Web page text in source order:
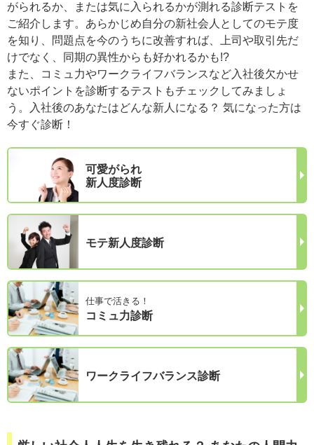
がられるか、または気に入られるかが測れる診断テストを
ご紹介します。あらかじめ自分の新社会人としてのモテ度
を知り、問題点を今のうちに改善すれば、上司や取引先だ
けでなく、同期の異性からも好かれるかも!?
また、コミュ力やワークライフバランスなど入社後欠かせ
ないポイントを診断するテストもチェックしてみましょ
う。入社後のあなたはどんな新人になる？ 気になった方は
今すぐ診断！
可愛がられ
新人度診断
モテ新人度診断
仕事で活きる！
コミュ力診断
ワークライフバランス診断